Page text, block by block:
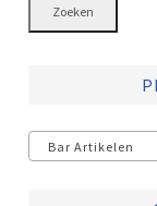
Zoeken
Bar Artikelen